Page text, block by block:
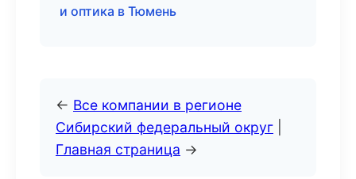
и оптика в Тюмень
← Все компании в регионе
Сибирский федеральный округ
Главная страница →